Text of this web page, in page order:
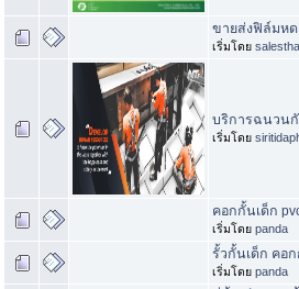
ขายส่งฟิล์มหด
เริ่มโดย
บริการฉนวนกั
เริ่มโดย
คอกกั้นเด็ก
เริ่มโดย panda
รั้วกั้นเด็ก คอ
เริ่มโดย panda